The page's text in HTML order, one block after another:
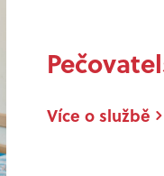
Více o službě